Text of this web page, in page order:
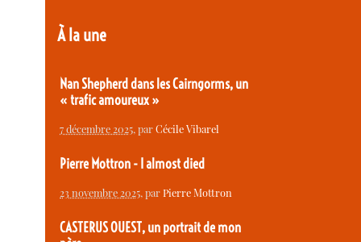
À la une
Nan Shepherd dans les Cairngorms, un
« trafic amoureux »
7 décembre 2025, parCécile Vibarel
Pierre Mottron - I almost died
23 novembre 2025, parPierre Mottron
CASTERUS OUEST, un portrait de mon